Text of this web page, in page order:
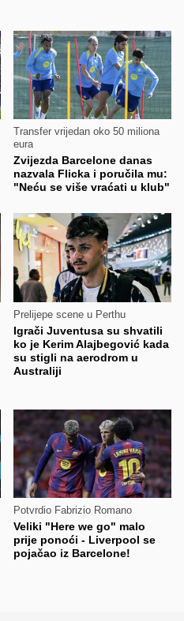
Transfer vrijedan oko 50 miliona
eura
Zvijezda Barcelone danas
nazvala Flicka i poručila mu:
"Neću se više vraćati u klub"
Prelijepe scene u Perthu
Igrači Juventusa su shvatili
ko je Kerim Alajbegović kada
su stigli na aerodrom u
Australiji
Potvrdio Fabrizio Romano
Veliki "Here we go" malo
prije ponoći - Liverpool se
pojačao iz Barcelone!